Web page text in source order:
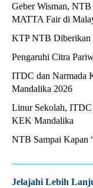
Geber Wisman,
MATTA Fair di
KTP NTB Diberikan
Pengaruhi Citra
ITDC dan Narmada
Mandalika 2026
Linur Sekolah, ITDC
KEK Mandalika
NTB Sampai Kapan
Jelajahi Lebih